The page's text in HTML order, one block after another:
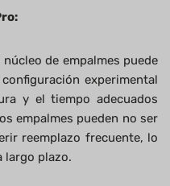
de empalmes puede
experimental
y el tiempo adecuados
empalmes pueden no ser
reemplazo frecuente, lo
largo plazo.